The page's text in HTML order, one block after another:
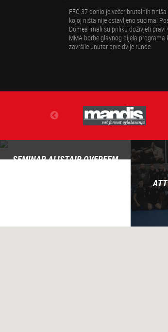
FFC 37 donio je večer brutalnih
kojoj ništa nije ostavljeno sucima!
Domea imali su priliku doživjeti pravi
MMA borbe glavnog dijela programa
završile unutar prve dvije runde.
SEMINAR ALISTAIR OVEREEM